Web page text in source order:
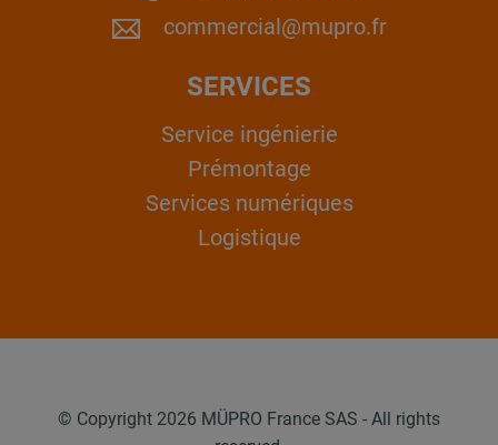
commercial@mupro.fr
SERVICES
Service ingénierie
Prémontage
Services numériques
Logistique
© Copyright 2026 MÜPRO France SAS - All rights